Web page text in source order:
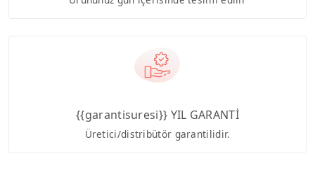
{{garantisuresi}} YIL GARANTİ
Üretici/distribütör garantilidir.